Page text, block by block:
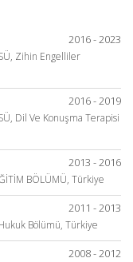
2016 - 2023
Zihin Engelliler
2016 - 2019
Dil Ve Konuşma Terapisi
2013 - 2016
BÖLÜMÜ, Türkiye
2011 - 2013
Bölümü, Türkiye
2008 - 2012